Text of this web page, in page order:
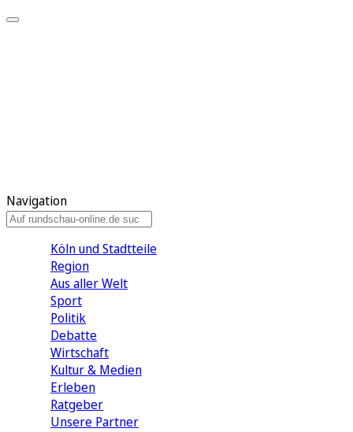
Navigation
Köln und Stadtteile
Region
Aus aller Welt
Sport
Politik
Debatte
Wirtschaft
Kultur & Medien
Erleben
Ratgeber
Unsere Partner